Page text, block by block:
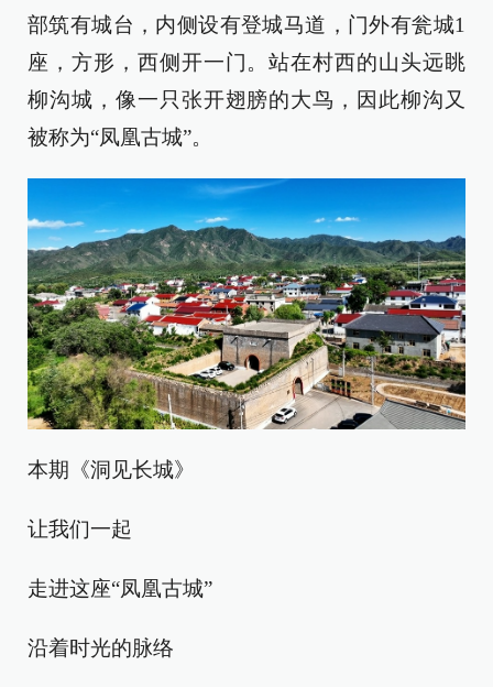
部筑有城台，内侧设有登城马道，门外有瓮城1
座，方形，西侧开一门。站在村西的山头远眺
柳沟城，像一只张开翅膀的大鸟，因此柳沟又
被称为“凤凰古城”。
本期《洞见长城》
让我们一起
走进这座“凤凰古城”
沿着时光的脉络